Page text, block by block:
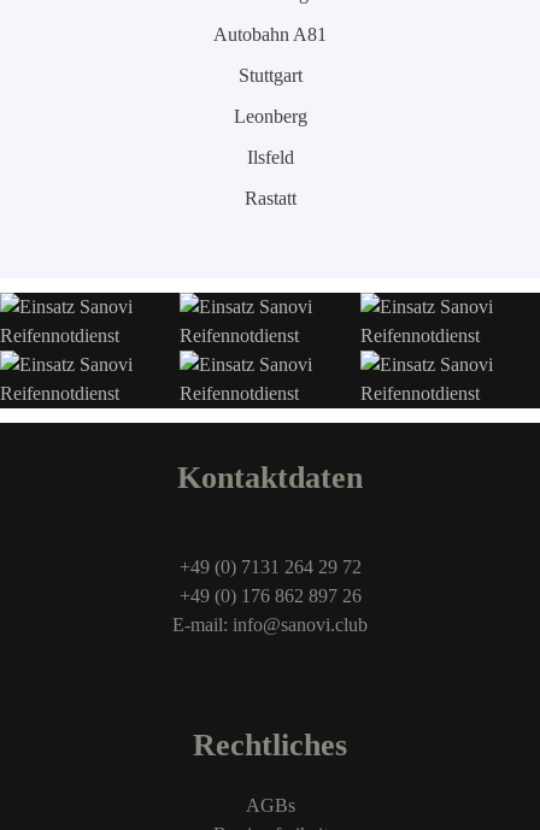
Autobahn A81
Stuttgart
Leonberg
Ilsfeld
Rastatt
Kontaktdaten
+49 (0) 7131 264 29 72
+49 (0) 176 862 897 26
E-mail: info@sanovi.club
Rechtliches
AGBs